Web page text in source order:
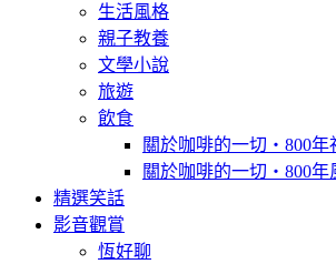
生活風格
親子教養
文學小說
旅遊
飲食
關於咖啡的一切‧800年
關於咖啡的一切‧800年
精選笑話
影音觀賞
恆好聊